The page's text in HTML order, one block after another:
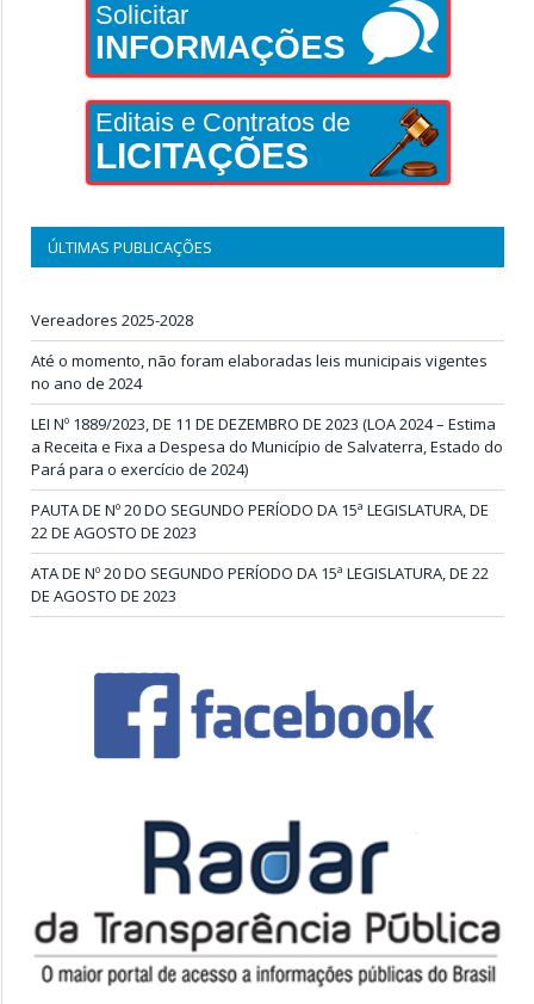
Solicitar
INFORMAÇÕES
Editais e Contratos de
LICITAÇÕES
ÚLTIMAS PUBLICAÇÕES
Vereadores 2025-2028
Até o momento, não foram elaboradas leis municipais vigentes
no ano de 2024
LEI Nº 1889/2023, DE 11 DE DEZEMBRO DE 2023 (LOA 2024 – Estima
a Receita e Fixa a Despesa do Município de Salvaterra, Estado do
Pará para o exercício de 2024)
PAUTA DE Nº 20 DO SEGUNDO PERÍODO DA 15ª LEGISLATURA, DE
22 DE AGOSTO DE 2023
ATA DE Nº 20 DO SEGUNDO PERÍODO DA 15ª LEGISLATURA, DE 22
DE AGOSTO DE 2023